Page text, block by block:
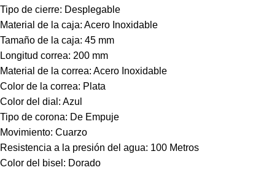
Tipo de cierre: Desplegable
Material de la caja: Acero Inoxidable
Tamaño de la caja: 45 mm
Longitud correa: 200 mm
Material de la correa: Acero Inoxidable
Color de la correa: Plata
Color del dial: Azul
Tipo de corona: De Empuje
Movimiento: Cuarzo
Resistencia a la presión del agua: 100 Metros
Color del bisel: Dorado